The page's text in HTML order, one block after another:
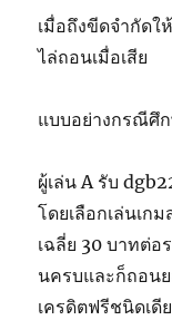
เมื่อถึงขีดจำกัด
ไล่ถอนเมื่อเสีย
แบบอย่างกรณีศึ
ผู้เล่น A รับ
โดยเลือกเล่นเก
เฉลี่ย 30 บาทต่อ
นครบและก็ถอน
เครดิตฟรีชนิดเ